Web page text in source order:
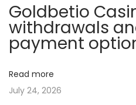
e
t
P
r
f
Goldbetio
withdrawals
payment
Read more
July 24, 2026